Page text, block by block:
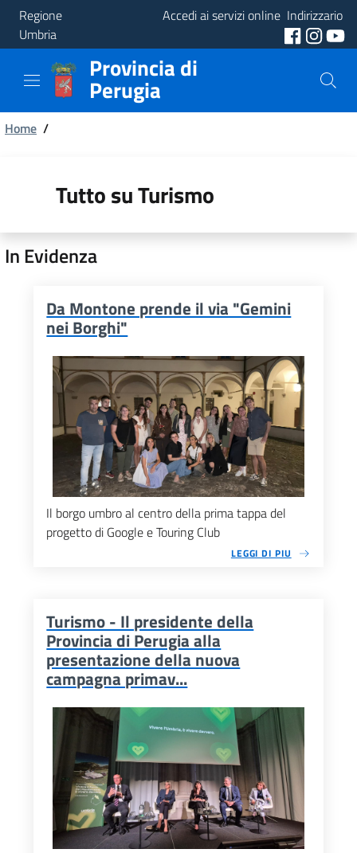
Regione
Umbria
Accedi ai servizi online Indirizzario
Provincia
Aree
Tematiche
Provincia di
Perugia
Briciole
pane
Home /
Tutto su Turismo
In Evidenza
Da Montone prende il via "Gemini
nei Borghi"
Il borgo umbro al centro della prima tappa del
progetto di Google e Touring Club
LEGGI DI PIU
Turismo - Il presidente della
Provincia di Perugia alla
presentazione della nuova
campagna primav...